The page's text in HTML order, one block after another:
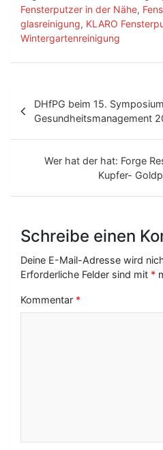
Fensterputzer in der Nähe,
glasreinigung, KLARO
Wintergartenreinigung
e
i
g
N
DHfPG beim 15.
Gesundheitsmanagement
Wer hat der hat: Forge
Kupfer-
Schreibe einen
Deine E-Mail-Adresse wird
Erforderliche Felder sind mit *
Kommentar *